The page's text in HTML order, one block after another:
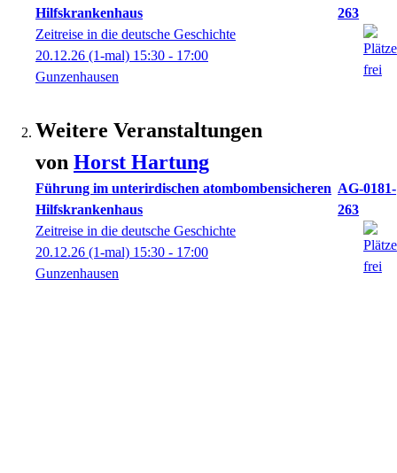
Hilfskrankenhaus
263
Zeitreise in die deutsche Geschichte
20.12.26 (1-mal) 15:30 - 17:00
Gunzenhausen
Weitere Veranstaltungen
von Horst Hartung
Führung im unterirdischen atombombensicheren
Hilfskrankenhaus
AG-0181-
263
Zeitreise in die deutsche Geschichte
20.12.26 (1-mal) 15:30 - 17:00
Gunzenhausen